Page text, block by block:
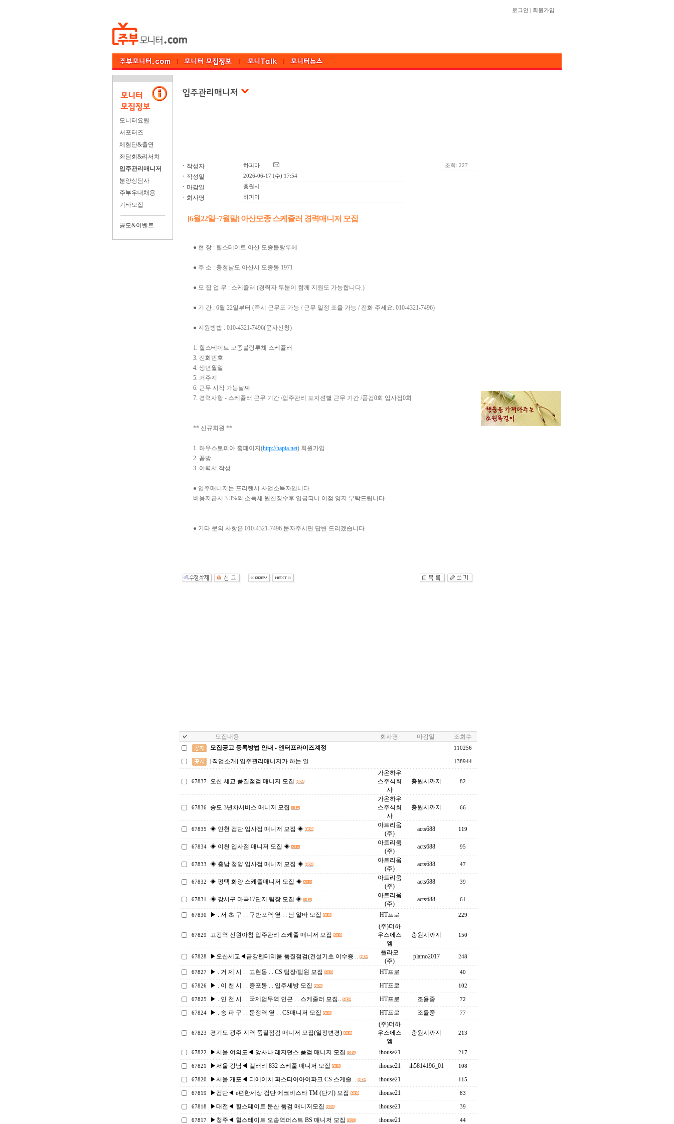
로그인 회원가입
모니터요원
서포터즈
체험단&출연
좌담회&리서치
입주관리매니저
분양상담사
주부우대채용
기타모집
공모&이벤트
ㆍ 작성자 하피아
ㆍ 작성일 2026-06-17 (수) 17:54
ㆍ 마감일 충원시
ㆍ 회사명 하피아
ㆍ조회: 227
[6월22일~7월말] 아산모종 스케쥴러 경력매니저 모집
● 현 장 : 힐스테이트 아산 모종블랑루체
● 주 소 : 충청남도 아산시 모종동 1971
● 모 집 업 무 : 스케쥴러 (경력자 두분이 함께 지원도 가능합니다.)
● 기 간 : 6월 22일부터 (즉시 근무도 가능 / 근무 일정 조율 가능 / 전화 주세요. 010-4321-7496)
● 지원방법 : 010-4321-7496(문자신청)
1. 힐스테이트 모종블랑루체 스케쥴러
3. 전화번호
4. 생년월일
5. 거주지
6. 근무 시작 가능날짜
7. 경력사항 - 스케쥴러 근무 기간 /입주관리 포지션별 근무 기간 /품검0회 입사점0회
** 신규회원 **
1. 하우스토피아 홈페이지(http://hapia.net) 회원가입
2. 꼼방
3. 이력서 작성
● 입주매니저는 프리랜서 사업소득자입니다.
비용지급시 3.3%의 소득세 원천징수후 입금되니 이점 양지 부탁드립니다.
● 기타 문의 사항은 010-4321-7496 문자주시면 답변 드리겠습니다
모집내용 회사명 마감일
조회수
모집공고 등록방법 안내 - 엔터프라이즈계정
110256
[직업소개] 입주관리매니저가 하는 일 138944
67837 오산 세교 품질점검 매니저 모집
가온하우
스주식회
사
충원시까지 82
67836 송도 3년차서비스 매니저 모집
가온하우
스주식회
사
충원시까지 66
67835 ◈ 인천 검단 입사점 매니저 모집 ◈
아트리움
(주)
acts688 119
67834 ◈ 이천 입사점 매니저 모집 ◈
아트리움
(주)
acts688 95
67833 ◈ 충남 청양 입사점 매니저 모집 ◈
아트리움
(주)
acts688 47
67832 ◈ 펑택 화양 스케즐매니저 모집 ◈
아트리움
(주)
acts688 39
67831 ◈ 강서구 마곡17단지 팀장 모집 ◈
아트리움
(주)
acts688 61
67830 ▶ . 서 초 구 . . 구반포역 옆 . . 남 알바 모집 HT프로 229
67829 고강역 신원아침 입주관리 스케줄 매니저 모집
(주)더하
우스에스
엠
충원시까지 150
67828 ▶오산세교◀금강펜테리움 품질점검(건설기초 이수증 ..
플라모
(주)
plamo2017 248
67827 ▶ . 거 제 시 . . 고현동 . . CS 팀장/팀원 모집 HT프로 40
67826 ▶ . 이 천 시 . . 증포동 . . 입주세방 모집 HT프로 102
67825 ▶ . 인 천 시 . . 국제업무역 인근 . . 스케줄러 모집.. HT프로 조율중 72
67824 ▶ . 송 파 구 . . 문정역 옆 . . CS매니저 모집 HT프로 조율중 77
67823 경기도 광주 지역 품질점검 매니저 모집(일정변경)
(주)더하
우스에스
엠
충원시까지 213
67822 ▶서울 여의도◀ 앙사나 레지던스 품검 매니저 모집 ihouse21 217
67821 ▶서울 강남◀ 갤러리 832 스케줄 매니저 모집 ihouse21 ih5814196_01 108
67820 ▶서울 개포◀ 디에이치 퍼스티어아이파크 CS 스케줄 .. ihouse21 115
67819 ▶검단◀ e편한세상 검단 에코비스타 TM (단기) 모집 ihouse21 83
67818 ▶대전◀ 힐스테이트 둔산 품검 매니저모집 ihouse21 39
67817 ▶청주◀ 힐스테이트 오송역퍼스트 BS 매니저 모집 ihouse21 44